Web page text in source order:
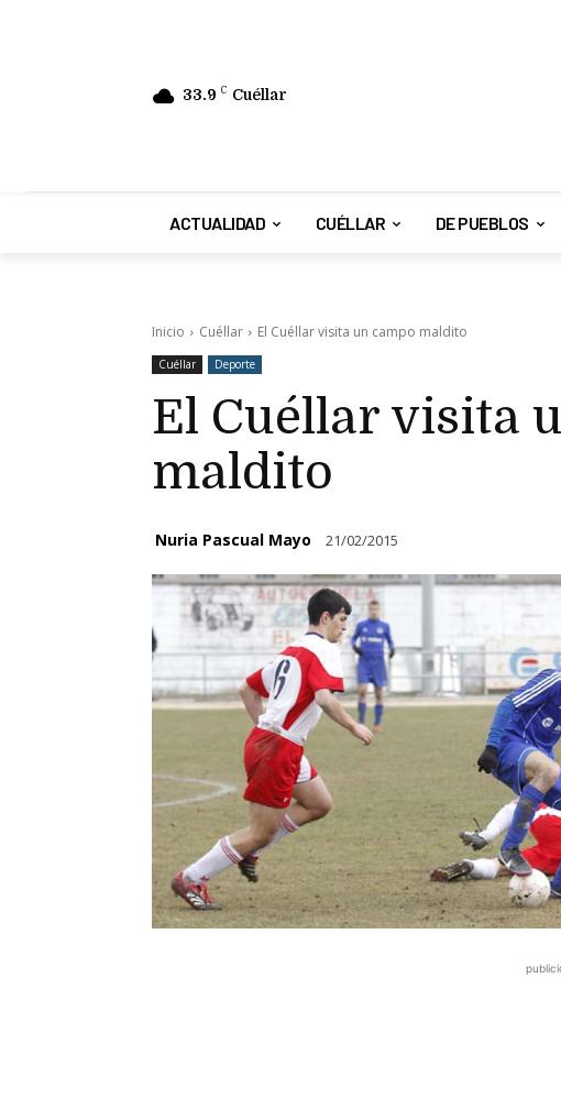
33.9 C Cuéllar
ACTUALIDAD CUÉLLAR DE PUEBLOS
Inicio Cuéllar El Cuéllar visita un campo maldito
Cuéllar Deporte
El Cuéllar visita
maldito
Nuria Pascual Mayo 21/02/2015